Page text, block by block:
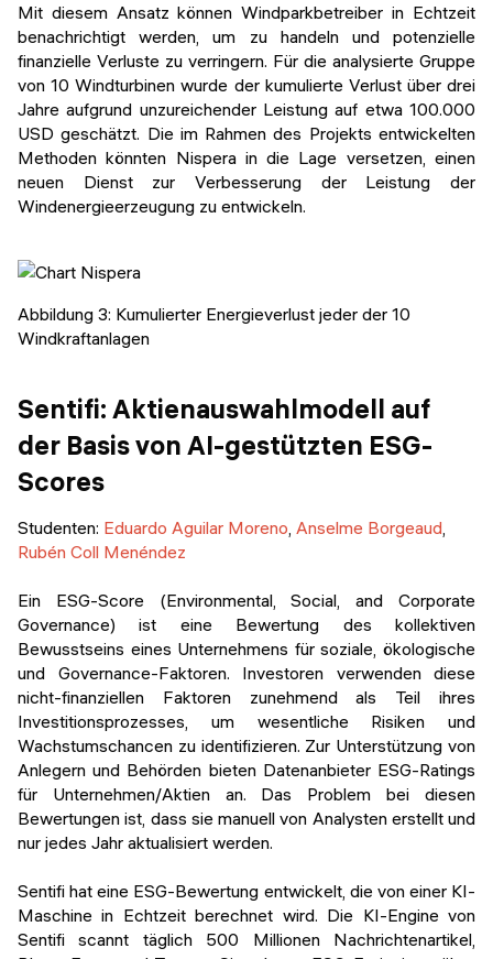
Mit diesem Ansatz können Windparkbetreiber in Echtzeit
benachrichtigt werden, um zu handeln und potenzielle
finanzielle Verluste zu verringern. Für die analysierte Gruppe
von 10 Windturbinen wurde der kumulierte Verlust über drei
Jahre aufgrund unzureichender Leistung auf etwa 100.000
USD geschätzt. Die im Rahmen des Projekts entwickelten
Methoden könnten Nispera in die Lage versetzen, einen
neuen Dienst zur Verbesserung der Leistung der
Windenergieerzeugung zu entwickeln.
Abbildung 3: Kumulierter Energieverlust jeder der 10
Windkraftanlagen
Sentifi: Aktienauswahlmodell auf
der Basis von AI-gestützten ESG-
Scores
Studenten: Eduardo Aguilar Moreno, Anselme Borgeaud,
Rubén Coll Menéndez
Ein ESG-Score (Environmental, Social, and Corporate
Governance) ist eine Bewertung des kollektiven
Bewusstseins eines Unternehmens für soziale, ökologische
und Governance-Faktoren. Investoren verwenden diese
nicht-finanziellen Faktoren zunehmend als Teil ihres
Investitionsprozesses, um wesentliche Risiken und
Wachstumschancen zu identifizieren. Zur Unterstützung von
Anlegern und Behörden bieten Datenanbieter ESG-Ratings
für Unternehmen/Aktien an. Das Problem bei diesen
Bewertungen ist, dass sie manuell von Analysten erstellt und
nur jedes Jahr aktualisiert werden.
Sentifi hat eine ESG-Bewertung entwickelt, die von einer KI-
Maschine in Echtzeit berechnet wird. Die KI-Engine von
Sentifi scannt täglich 500 Millionen Nachrichtenartikel,